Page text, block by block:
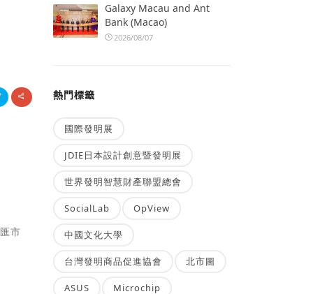
市
Galaxy Macau and Ant
Bank (Macao)
2026/08/07
熱門標籤
國際發明展
JDIE日本設計創意暨發明展
世界發明智慧財產聯盟總會
SocialLab OpView
中國文化大學
台灣發明商品促進協會 北市圖
ASUS Microchip